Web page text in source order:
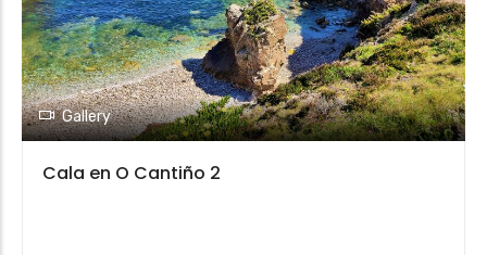
Gallery
Cala en O Cantiño 2